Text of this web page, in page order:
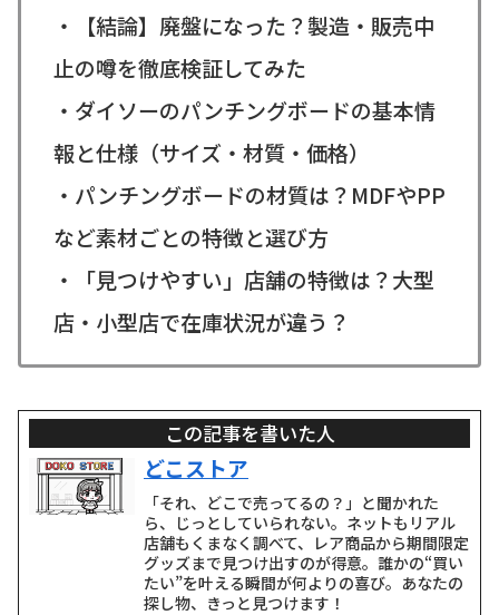
・【結論】廃盤になった？製造・販売中
止の噂を徹底検証してみた
・ダイソーのパンチングボードの基本情
報と仕様（サイズ・材質・価格）
・パンチングボードの材質は？MDFやPP
など素材ごとの特徴と選び方
・「見つけやすい」店舗の特徴は？大型
店・小型店で在庫状況が違う？
この記事を書いた人
どこストア
「それ、どこで売ってるの？」と聞かれた
ら、じっとしていられない。ネットもリアル
店舗もくまなく調べて、レア商品から期間限定
グッズまで見つけ出すのが得意。誰かの“買い
たい”を叶える瞬間が何よりの喜び。あなたの
探し物、きっと見つけます！